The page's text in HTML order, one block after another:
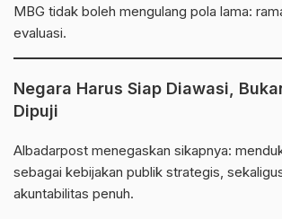
MBG tidak boleh mengulang pola lama:
evaluasi.
Negara Harus Siap Diawasi,
Dipuji
Albadarpost menegaskan sikapnya:
sebagai kebijakan publik strategis,
akuntabilitas penuh.